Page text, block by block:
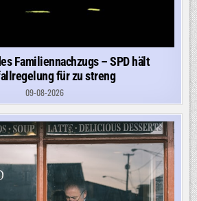
Familiennachzugs – SPD hält
für zu streng
09-08-2026